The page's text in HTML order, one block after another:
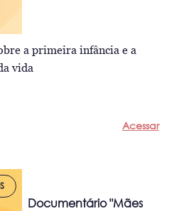
a primeira infância e a
vida
Acessar
Documentário "Mães